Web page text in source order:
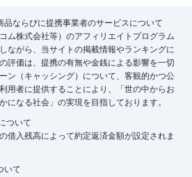
ならびに提携事業者のサービスについて
ム株式会社等）のアフィリエイトプログラム
ながら、当サイトの掲載情報やランキングに
評価は、提携の有無や金銭による影響を一切
ン（キャッシング）について、客観的かつ公
用者に提供することにより、「世の中からお
になる社会」の実現を目指しております。
ついて
借入残高によって約定返済金額が設定されま
いて